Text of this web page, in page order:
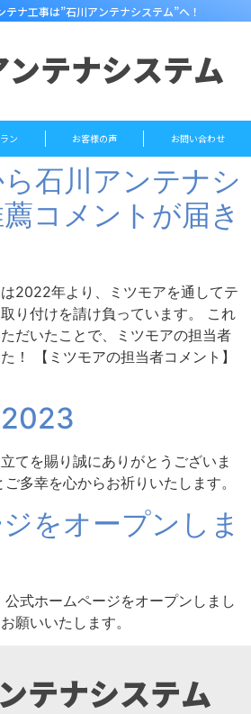
ナ工事は”石川アンテナシステム”へ！
ン お客様の声 お問い合わせ
石川アンテナシ
コメントが届き
2022年より、ミツモアを通してテ
り付けを請け負っています。 これ
だいたことで、ミツモアの担当者
！ 【ミツモアの担当者コメント】
てを賜り誠にありがとうございま
多幸を心からお祈りいたします。
をオープンしま
式ホームページをオープンしまし
願いいたします。